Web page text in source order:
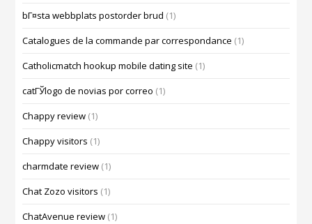
bГ¤sta webbplats postorder brud (1)
Catalogues de la commande par correspondance (1)
Catholicmatch hookup mobile dating site (1)
catГЎlogo de novias por correo (1)
Chappy review (1)
Chappy visitors (1)
charmdate review (1)
Chat Zozo visitors (1)
ChatAvenue review (1)